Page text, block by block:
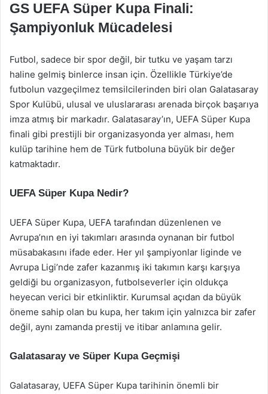
GS UEFA Süper Kupa Finali:
Şampiyonluk Mücadelesi
Futbol, sadece bir spor değil, bir tutku ve yaşam tarzı
haline gelmiş binlerce insan için. Özellikle Türkiye’de
futbolun vazgeçilmez temsilcilerinden biri olan Galatasaray
Spor Kulübü, ulusal ve uluslararası arenada birçok başarıya
imza atmış bir markadır. Galatasaray’ın, UEFA Süper Kupa
finali gibi prestijli bir organizasyonda yer alması, hem
kulüp tarihine hem de Türk futboluna büyük bir değer
katmaktadır.
UEFA Süper Kupa Nedir?
UEFA Süper Kupa, UEFA tarafından düzenlenen ve
Avrupa’nın en iyi takımları arasında oynanan bir futbol
müsabakasını ifade eder. Her yıl şampiyonlar liginde ve
Avrupa Ligi’nde zafer kazanmış iki takımın karşı karşıya
geldiği bu organizasyon, futbolseverler için oldukça
heyecan verici bir etkinliktir. Kurumsal açıdan da büyük
öneme sahip olan bu kupa, her takım için yalnızca bir zafer
değil, aynı zamanda prestij ve itibar anlamına gelir.
Galatasaray ve Süper Kupa Geçmişi
Galatasaray, UEFA Süper Kupa tarihinin önemli bir